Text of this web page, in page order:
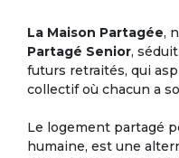
La Maison Partagée,
Partagé Senior,
futurs retraités, qui
collectif où chacun a
Le logement partagé
humaine, est une